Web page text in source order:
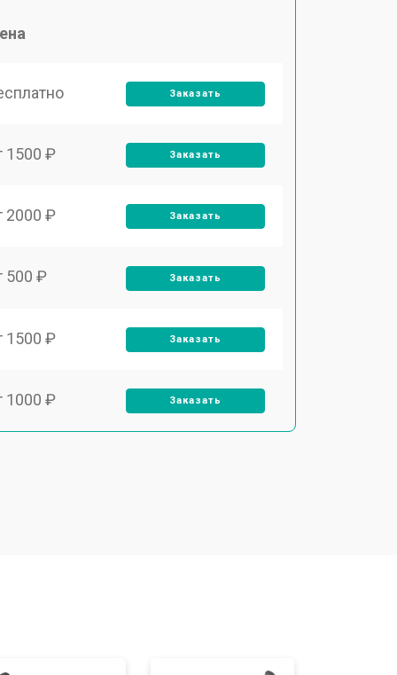
Заказать
1500 ₽ Заказать
2000 ₽ Заказать
500 ₽ Заказать
1500 ₽ Заказать
1000 ₽ Заказать